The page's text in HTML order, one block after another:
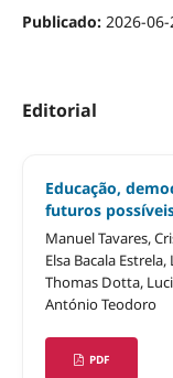
Publicado: 2026-
Editorial
Educação,
futuros
Manuel Tavares,
Elsa Bacala
Thomas Dotta,
António Teodoro
PDF